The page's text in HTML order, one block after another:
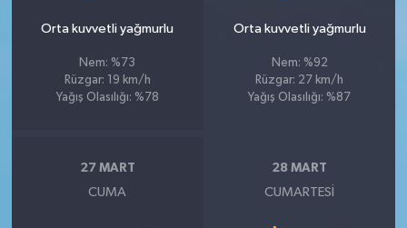
Orta kuvvetli yağmurlu
Nem: %73
Rüzgar: 19 km/h
Yağış Olasılığı: %78
Orta kuvvetli yağmurlu
Nem: %92
Rüzgar: 27 km/h
Yağış Olasılığı: %87
27 MART
CUMA
28 MART
CUMARTESI